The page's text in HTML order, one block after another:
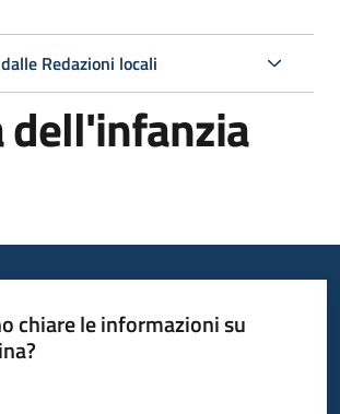
Redazioni locali
dell'infanzia
chiare le informazioni su